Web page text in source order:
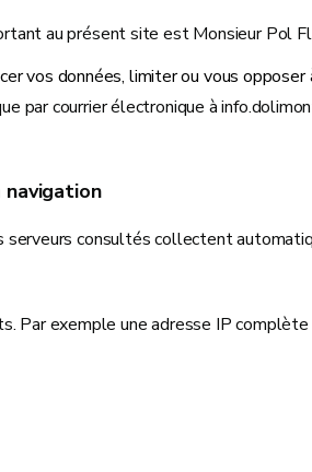
au présent site est Monsieur Pol
vos données, limiter ou vous
par courrier électronique à
consultés collectent
Par exemple une adresse IP